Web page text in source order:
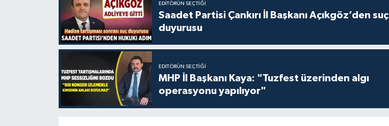
EDITÖRÜN SEÇTIĞI
Saadet Partisi Çankırı İl Başkanı Açıkgöz’den suç
duyurusu
EDITÖRÜN SEÇTIĞI
MHP İl Başkanı Kaya: "Tuzfest üzerinden algı
operasyonu yapılıyor"